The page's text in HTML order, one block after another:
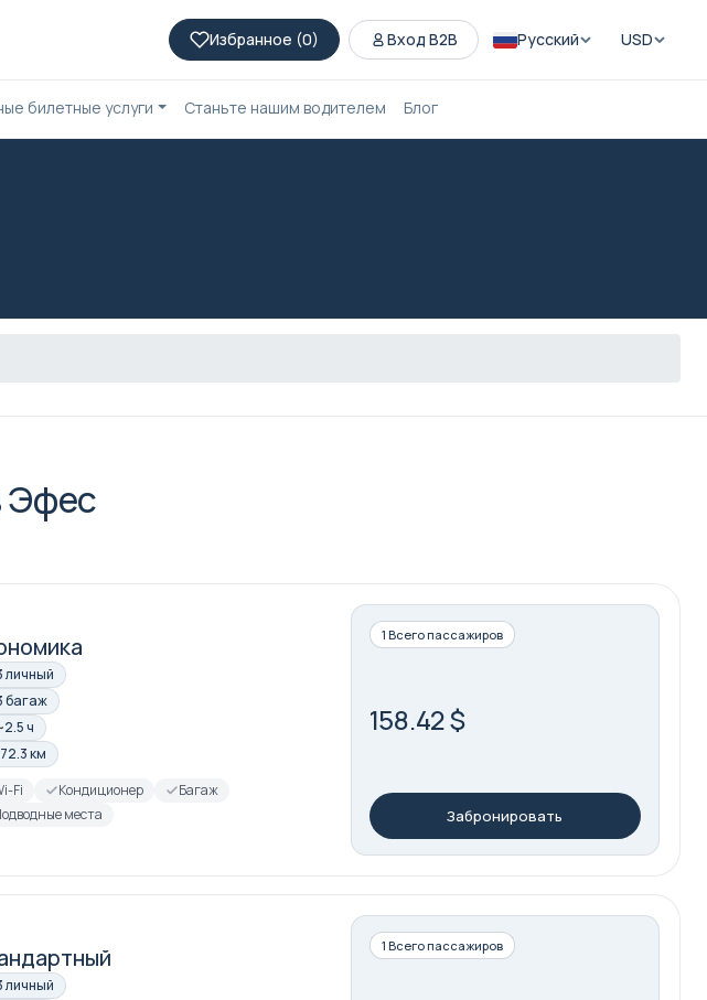
Избранное (0) Вход B2B Русский USD
билетные услуги Станьте нашим водителем Блог
Эфес
личный
багаж
ч
км
Fi
Кондиционер
Багаж
места
1 Всего пассажиров
158.42 $
Забронировать
личный
1 Всего пассажиров